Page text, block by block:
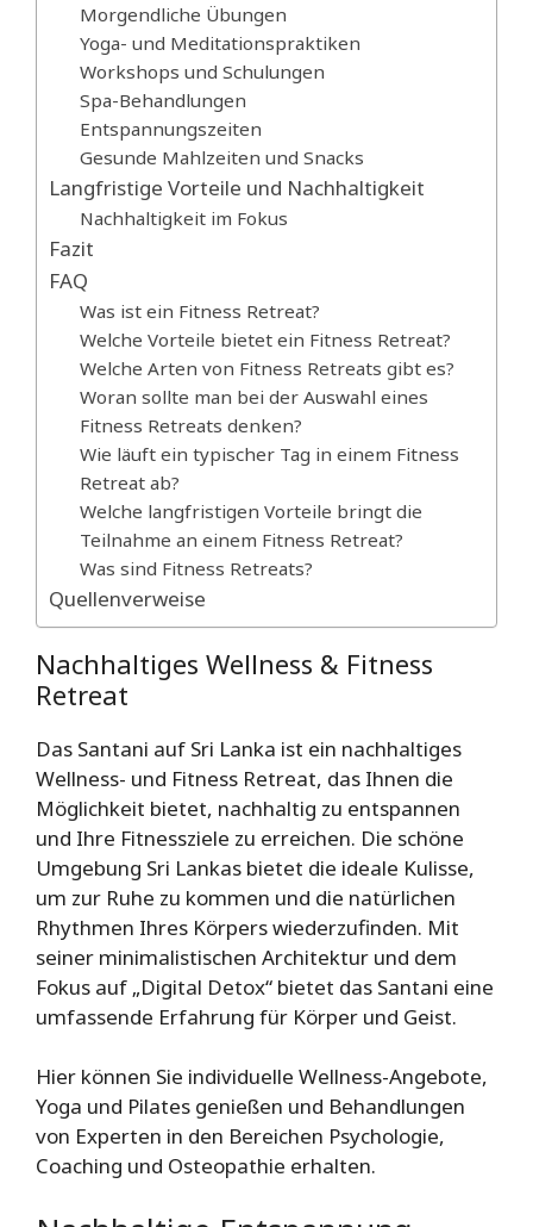
Morgendliche Übungen
Yoga- und Meditationspraktiken
Workshops und Schulungen
Spa-Behandlungen
Entspannungszeiten
Gesunde Mahlzeiten und Snacks
Langfristige Vorteile und Nachhaltigkeit
Nachhaltigkeit im Fokus
Fazit
FAQ
Was ist ein Fitness Retreat?
Welche Vorteile bietet ein Fitness Retreat?
Welche Arten von Fitness Retreats gibt es?
Woran sollte man bei der Auswahl eines
Fitness Retreats denken?
Wie läuft ein typischer Tag in einem Fitness
Retreat ab?
Welche langfristigen Vorteile bringt die
Teilnahme an einem Fitness Retreat?
Was sind Fitness Retreats?
Quellenverweise
Nachhaltiges Wellness & Fitness
Retreat
Das Santani auf Sri Lanka ist ein nachhaltiges
Wellness- und Fitness Retreat, das Ihnen die
Möglichkeit bietet, nachhaltig zu entspannen
und Ihre Fitnessziele zu erreichen. Die schöne
Umgebung Sri Lankas bietet die ideale Kulisse,
um zur Ruhe zu kommen und die natürlichen
Rhythmen Ihres Körpers wiederzufinden. Mit
seiner minimalistischen Architektur und dem
Fokus auf „Digital Detox“ bietet das Santani eine
umfassende Erfahrung für Körper und Geist.
Hier können Sie individuelle Wellness-Angebote,
Yoga und Pilates genießen und Behandlungen
von Experten in den Bereichen Psychologie,
Coaching und Osteopathie erhalten.